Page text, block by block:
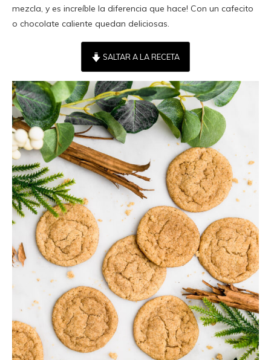
mezcla, y es increíble la diferencia que hace! Con un cafecito
o chocolate caliente quedan deliciosas.
SALTAR A LA RECETA